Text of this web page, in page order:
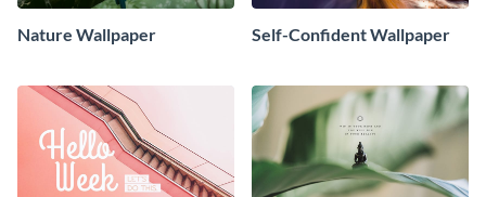
Nature Wallpaper Self-Confident Wallpaper